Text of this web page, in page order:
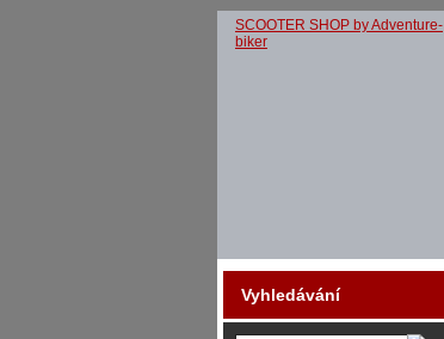
SCOOTER SHOP by Adventure-
biker
Vyhledávání